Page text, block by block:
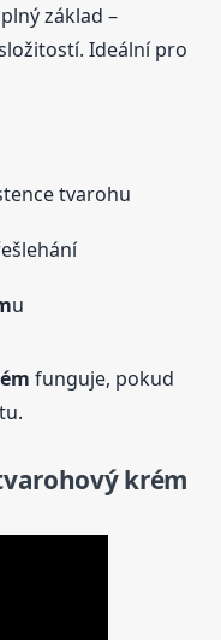
základ –
Ideální pro
tvarohu
u
funguje, pokud
krém